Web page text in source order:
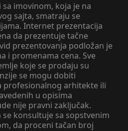
imovinom, koja je na
sajta, smatraju se
Internet prezentacija
da prezentuje tačne
prezentovanja podložan je
i promenama cena. Sve
koje se prodaju su
se mogu dobiti
profesionalnog arhitekte ili
u opisima
nije pravni zaključak.
se konsultuje sa sopstvenim
da proceni tačan broj